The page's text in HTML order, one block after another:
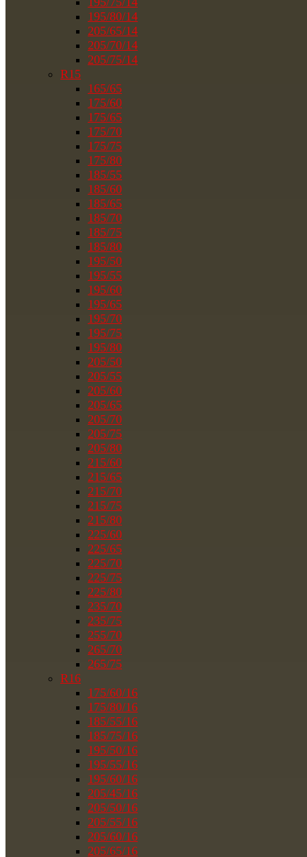
195/80/14
205/65/14
205/70/14
205/75/14
R15
165/65
175/60
175/65
175/70
175/75
175/80
185/55
185/60
185/65
185/70
185/75
185/80
195/50
195/55
195/60
195/65
195/70
195/75
195/80
205/50
205/55
205/60
205/65
205/70
205/75
205/80
215/60
215/65
215/70
215/75
215/80
225/60
225/65
225/70
225/75
225/80
235/70
235/75
255/70
265/70
265/75
R16
175/60/16
175/80/16
185/55/16
185/75/16
195/50/16
195/55/16
195/60/16
205/45/16
205/50/16
205/55/16
205/60/16
205/65/16